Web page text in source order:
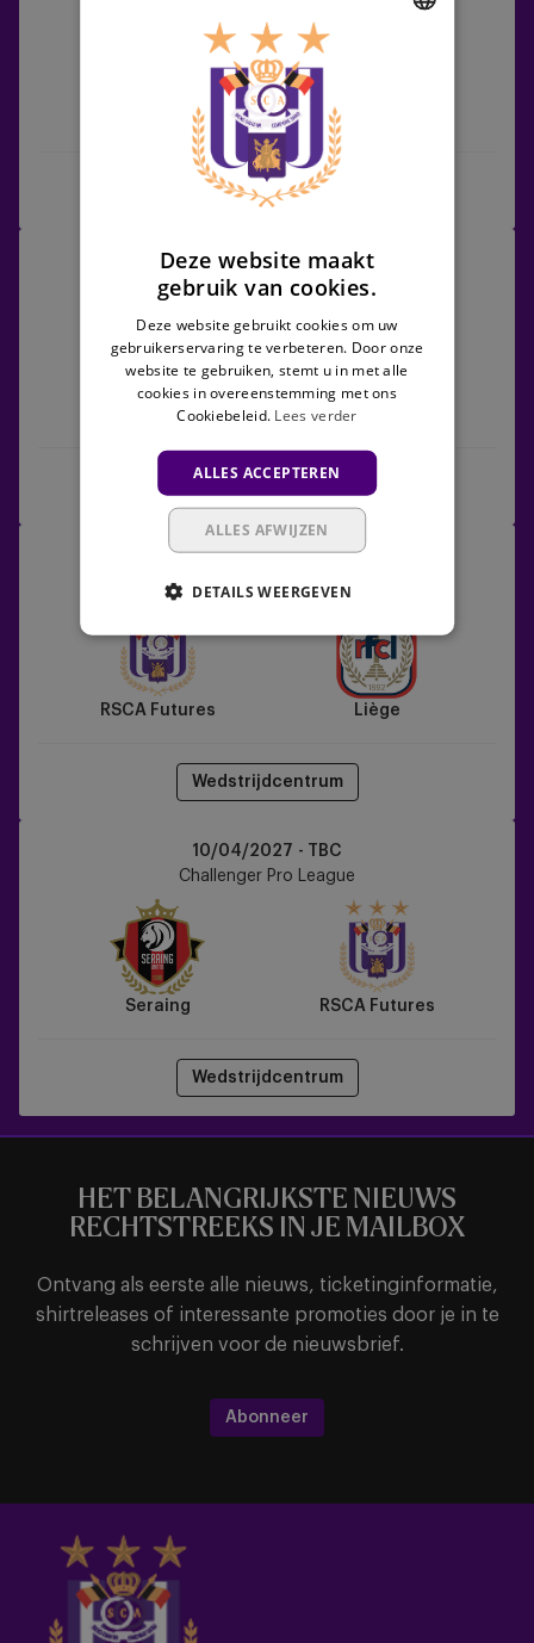
K. Lierse SK RSCA Futures
Wedstrijdcentrum
20/03/2027 - TBC
Challenger Pro League
Beerschot RSCA Futures
03/04/2027 - TBC
RSCA Futures Liège
Wedstrijdcentrum
10/04/2027 - TBC
Challenger Pro League
Seraing RSCA Futures
Wedstrijdcentrum
HET BELANGRIJKSTE NIEUWS
RECHTSTREEKS IN JE MAILBOX
Ontvang als eerste alle nieuws, ticketinginformatie,
shirtreleases of interessante promoties door je in te
schrijven voor de nieuwsbrief.
Abonneer
Deze website maakt
gebruik van cookies.
Deze website gebruikt cookies om uw
gebruikerservaring te verbeteren. Door onze
website te gebruiken, stemt u in met alle
cookies in overeenstemming met ons
Cookiebeleid. Lees verder
ALLES ACCEPTEREN
ALLES AFWIJZEN
DETAILS WEERGEVEN